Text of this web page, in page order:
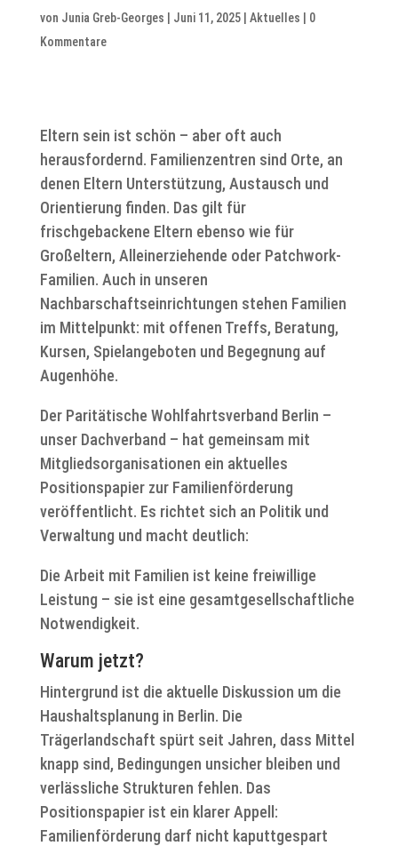
von Junia Greb-Georges Juni 11, 2025| Aktuelles
0
Kommentare
Eltern sein ist schön – aber oft auch
herausfordernd. Familienzentren sind Orte, an
denen Eltern Unterstützung, Austausch und
Orientierung finden. Das gilt für
frischgebackene Eltern ebenso wie für
Großeltern, Alleinerziehende oder Patchwork-
Familien. Auch in unseren
Nachbarschaftseinrichtungen stehen Familien
im Mittelpunkt: mit offenen Treffs, Beratung,
Kursen, Spielangeboten und Begegnung auf
Augenhöhe.
Der Paritätische Wohlfahrtsverband Berlin –
unser Dachverband – hat gemeinsam mit
Mitgliedsorganisationen ein aktuelles
Positionspapier zur Familienförderung
veröffentlicht. Es richtet sich an Politik und
Verwaltung und macht deutlich:
Die Arbeit mit Familien ist keine freiwillige
Leistung – sie ist eine gesamtgesellschaftliche
Notwendigkeit.
Warum jetzt?
Hintergrund ist die aktuelle Diskussion um die
Haushaltsplanung in Berlin. Die
Trägerlandschaft spürt seit Jahren, dass Mittel
knapp sind, Bedingungen unsicher bleiben und
verlässliche Strukturen fehlen. Das
Positionspapier ist ein klarer Appell:
Familienförderung darf nicht kaputtgespart